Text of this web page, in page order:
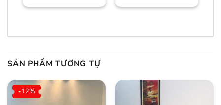
dẻ/màu trần Bảo
SẢN PHẨM TƯƠNG TỰ
-12%